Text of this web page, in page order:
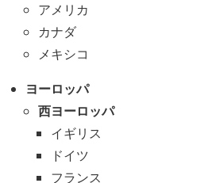
アメリカ
カナダ
メキシコ
ヨーロッパ
西ヨーロッパ
イギリス
ドイツ
フランス